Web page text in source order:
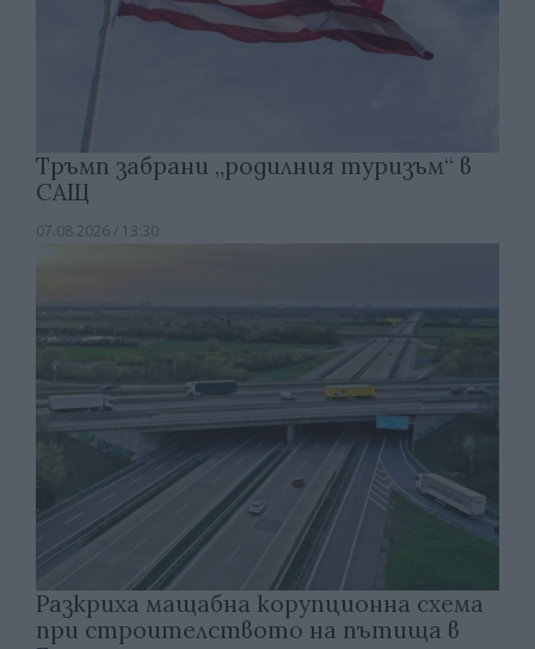
Тръмп забрани „родилния туризъм“ в
САЩ
07.08.2026 / 13:30
Разкриха мащабна корупционна схема
при строителството на пътища в